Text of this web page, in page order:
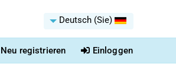
Deutsch (Sie)
Neu registrieren Einloggen